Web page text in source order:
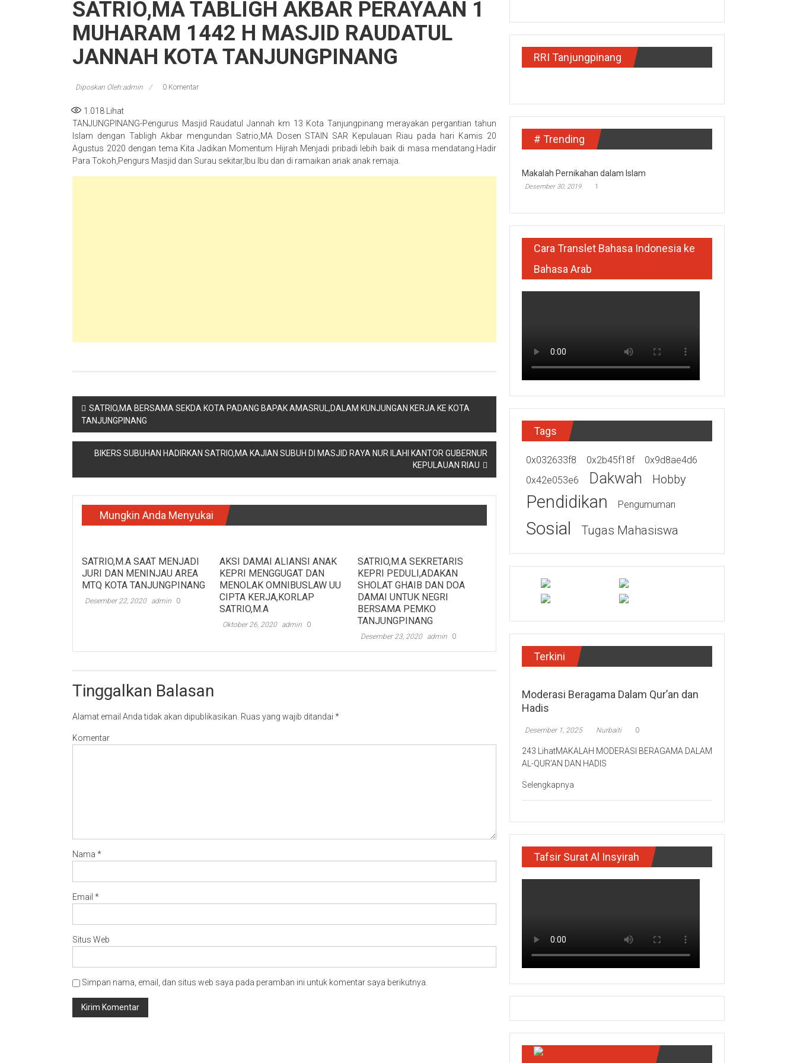
SATRIO,MA TABLIGH AKBAR PERAYAAN 1
MUHARAM 1442 H MASJID RAUDATUL
JANNAH KOTA TANJUNGPINANG
Diposkan Oleh:admin 0 Komentar
1.018 Lihat
TANJUNGPINANG-Pengurus Masjid Raudatul Jannah km 13 Kota Tanjungpinang merayakan pergantian tahun
Islam dengan Tabligh Akbar mengundan Satrio,MA Dosen STAIN SAR Kepulauan Riau pada hari Kamis 20
Agustus 2020 dengan tema Kita Jadikan Momentum Hijrah Menjadi pribadi lebih baik di masa mendatang.Hadir
Para Tokoh,Pengurs Masjid dan Surau sekitar,Ibu Ibu dan di ramaikan anak anak remaja.
Navigasi pos
SATRIO,MA BERSAMA SEKDA KOTA PADANG BAPAK AMASRUL,DALAM KUNJUNGAN KERJA KE KOTA
TANJUNGPINANG
BIKERS SUBUHAN HADIRKAN SATRIO,MA KAJIAN SUBUH DI MASJID RAYA NUR ILAHI KANTOR GUBERNUR
KEPULAUAN RIAU
Mungkin Anda Menyukai
SATRIO,M.A SAAT MENJADI
JURI DAN MENINJAU AREA
MTQ KOTA TANJUNGPINANG
Desember 22, 2020 admin 0
AKSI DAMAI ALIANSI ANAK
KEPRI MENGGUGAT DAN
MENOLAK OMNIBUSLAW UU
CIPTA KERJA,KORLAP
SATRIO,M.A
Oktober 26, 2020 admin 0
SATRIO,M.A SEKRETARIS
KEPRI PEDULI,ADAKAN
SHOLAT GHAIB DAN DOA
DAMAI UNTUK NEGRI
BERSAMA PEMKO
TANJUNGPINANG
Desember 23, 2020 admin 0
Tinggalkan Balasan
Alamat email Anda tidak akan dipublikasikan. Ruas yang wajib ditandai *
Komentar
Nama *
Email *
Situs Web
Simpan nama, email, dan situs web saya pada peramban ini untuk komentar saya berikutnya.
RRI Tanjungpinang
# Trending
Makalah Pernikahan dalam Islam
Desember 30, 2019 1
Cara Translet Bahasa Indonesia ke
Bahasa Arab
Tags
0x032633f8 0x2b45f18f
0x9d8ae4d6
0x42e053e6
Dakwah Hobby
Pendidikan Pengumuman
Sosial Tugas Mahasiswa
Terkini
Moderasi Beragama Dalam Qur’an dan
Hadis
Desember 1, 2025 Nurbaiti 0
243 LihatMAKALAH MODERASI BERAGAMA DALAM
AL-QUR’AN DAN HADIS
Selengkapnya
Tafsir Surat Al Insyirah